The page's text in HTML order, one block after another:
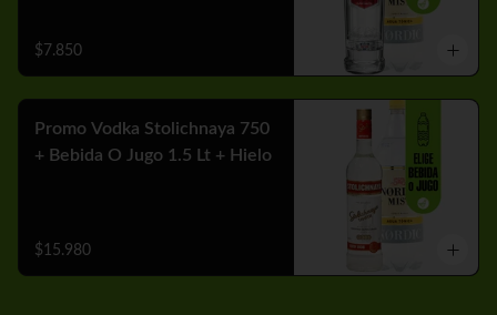
$7.850
Promo Vodka Stolichnaya 750
+ Bebida O Jugo 1.5 Lt + Hielo
$15.980